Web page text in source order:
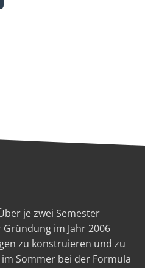
je zwei Semester
im Jahr 2006
zu konstruieren und zu
Sommer bei der Formula